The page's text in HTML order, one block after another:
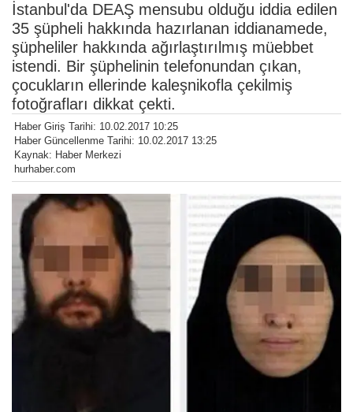
İstanbul'da DEAŞ mensubu olduğu iddia edilen
35 şüpheli hakkında hazırlanan iddianamede,
şüpheliler hakkında ağırlaştırılmış müebbet
istendi. Bir şüphelinin telefonundan çıkan,
çocukların ellerinde kaleşnikofla çekilmiş
fotoğrafları dikkat çekti.
Haber Giriş Tarihi: 10.02.2017 10:25
Haber Güncellenme Tarihi: 10.02.2017 13:25
Kaynak: Haber Merkezi
hurhaber.com